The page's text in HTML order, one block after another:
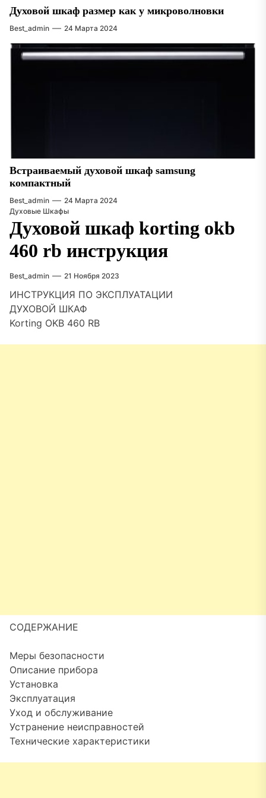
Духовой шкаф размер как у микроволновки
Best_admin 24 Марта 2024
Встраиваемый духовой шкаф samsung
компактный
Best_admin
24 Марта 2024
Духовые Шкафы
Духовой шкаф korting okb
460 rb инструкция
Best_admin 21 Ноября 2023
ИНСТРУКЦИЯ ПО ЭКСПЛУАТАЦИИ
ДУХОВОЙ ШКАФ
Korting OKB 460 RB
СОДЕРЖАНИЕ
Меры безопасности
Описание прибора
Установка
Эксплуатация
Уход и обслуживание
Устранение неисправностей
Технические характеристики